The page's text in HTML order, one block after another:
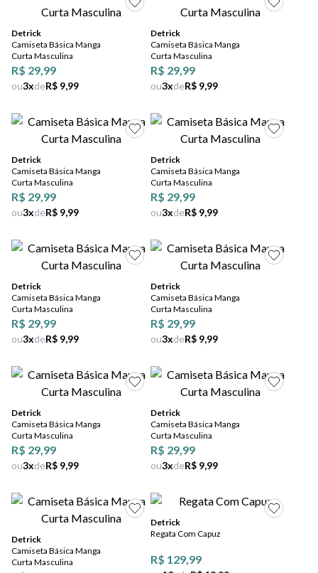
Detrick
Camiseta Básica Manga
Curta Masculina
R$ 29,99
ou3xdeR$ 9,99
Detrick
Camiseta Básica Manga
Curta Masculina
R$ 29,99
ou3xdeR$ 9,99
Detrick
Camiseta Básica Manga
Curta Masculina
R$ 29,99
ou3xdeR$ 9,99
Detrick
Camiseta Básica Manga
Curta Masculina
R$ 29,99
ou3xdeR$ 9,99
Detrick
Camiseta Básica Manga
Curta Masculina
R$ 29,99
ou3xdeR$ 9,99
Detrick
Camiseta Básica Manga
Curta Masculina
R$ 29,99
ou3xdeR$ 9,99
Detrick
Camiseta Básica Manga
Curta Masculina
R$ 29,99
ou3xdeR$ 9,99
Detrick
Camiseta Básica Manga
Curta Masculina
R$ 29,99
ou3xdeR$ 9,99
Detrick
Camiseta Básica Manga
Curta Masculina
Detrick
Regata Com Capuz
R$ 129,99